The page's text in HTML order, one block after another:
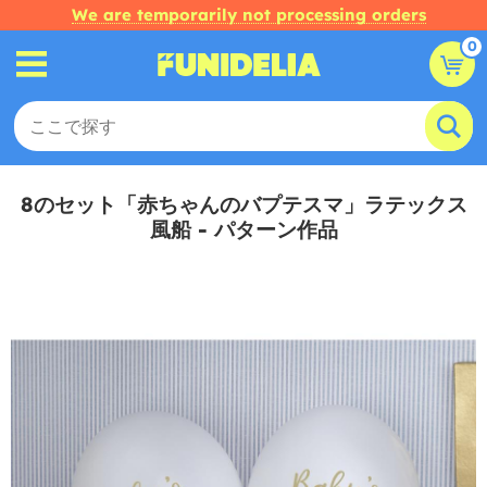
We are temporarily not processing orders
0
8のセット「赤ちゃんのバプテスマ」ラテックス
風船 - パターン作品